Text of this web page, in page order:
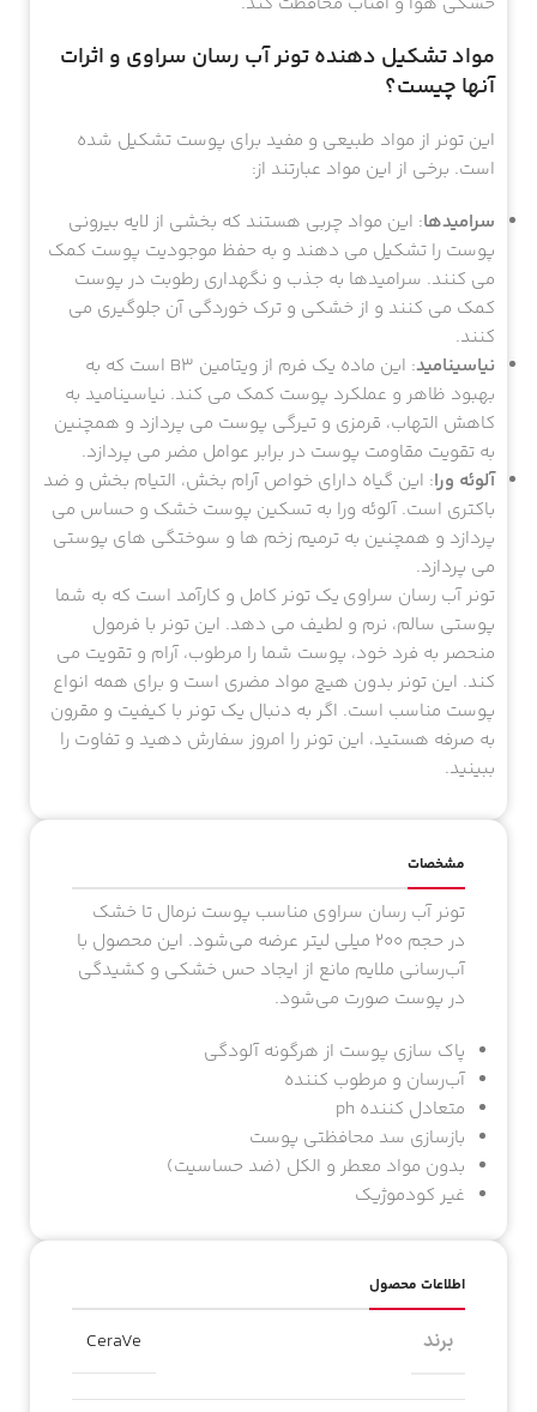
مواد تشکیل دهنده تونر آب رسان سراوی و اثرات
آنها چیست؟
این تونر از مواد طبیعی و مفید برای پوست تشکیل شده
است. برخی از این مواد عبارتند از:
سرامیدها: این مواد چربی هستند که بخشی از لایه بیرونی
پوست را تشکیل می دهند و به حفظ موجودیت پوست کمک
می کنند. سرامیدها به جذب و نگهداری رطوبت در پوست
کمک می کنند و از خشکی و ترک خوردگی آن جلوگیری می
کنند.
نیاسینامید
: این ماده یک فرم از ویتامین B3 است که به
بهبود ظاهر و عملکرد پوست کمک می کند. نیاسینامید به
کاهش التهاب، قرمزی و تیرگی پوست می پردازد و همچنین
به تقویت مقاومت پوست در برابر عوامل مضر می پردازد.
آلوئه ورا: این گیاه دارای خواص آرام بخش، التیام بخش و ضد
باکتری است. آلوئه ورا به تسکین پوست خشک و حساس می
پردازد و همچنین به ترمیم زخم ها و سوختگی های پوستی
می پردازد.
تونر آب رسان سراوی یک تونر کامل و کارآمد است که به شما
پوستی سالم، نرم و لطیف می دهد. این تونر با فرمول
منحصر به فرد خود، پوست شما را مرطوب، آرام و تقویت می
کند. این تونر بدون هیچ مواد مضری است و برای همه انواع
پوست مناسب است. اگر به دنبال یک تونر با کیفیت و مقرون
به صرفه هستید، این تونر را امروز سفارش دهید و تفاوت را
ببینید.
مشخصات
تونر آب رسان سراوی مناسب پوست نرمال تا خشک
در حجم ۲۰۰ میلی لیتر عرضه می‌شود. این محصول با
آب‌رسانی ملایم مانع از ایجاد حس خشکی و کشیدگی
در پوست صورت می‌شود.
پاک سازی پوست از هرگونه آلودگی
آب‌رسان و مرطوب کننده
متعادل کننده ph
بازسازی سد محافظتی پوست
بدون مواد معطر و الکل (ضد حساسیت)
غیر کودموژیک
اطلاعات محصول
برند CeraVe